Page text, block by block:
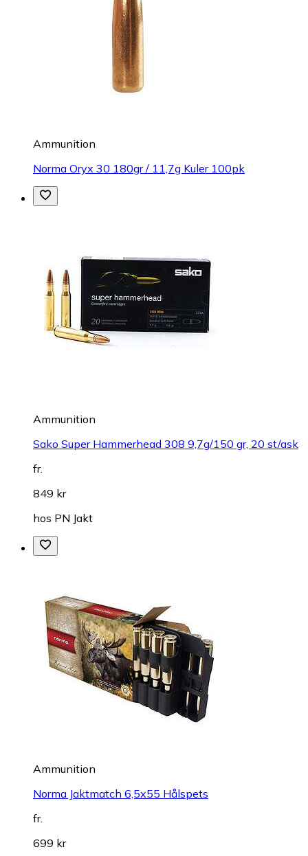
Ammunition
Norma Oryx 30 180gr / 11,7g Kuler 100pk
Ammunition
Sako Super Hammerhead 308 9,7g/150 gr, 20 st/ask
fr.
849 kr
hos PN Jakt
Ammunition
Norma Jaktmatch 6,5x55 Hålspets
fr.
699 kr